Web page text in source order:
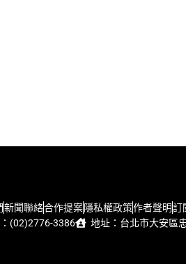
新聞聯絡合作提案隱私權政策作者聲明訂
(02)2776-3386
地址：台北市大安區